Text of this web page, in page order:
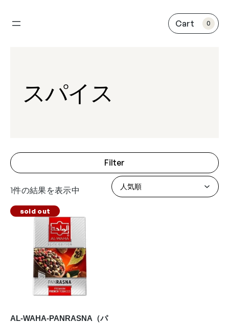
容
0
スパイス
Filter
1件の結果を表示中
sold out
AL-WAHA-PANRASNA（パ